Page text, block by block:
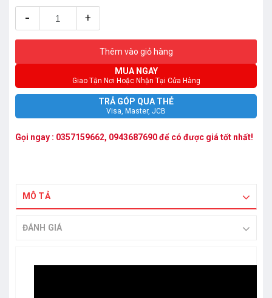
- +
Thêm vào giỏ hàng
MUA NGAY
Giao Tận Nơi Hoặc Nhận Tại Cửa Hàng
TRẢ GÓP QUA THẺ
Visa, Master, JCB
Gọi ngay : 0357159662, 0943687690để có được giá tốt nhất!
MÔ TẢ
ĐÁNH GIÁ